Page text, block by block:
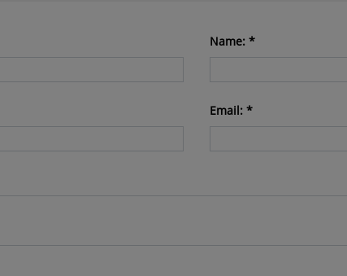
Name: *
Email: *